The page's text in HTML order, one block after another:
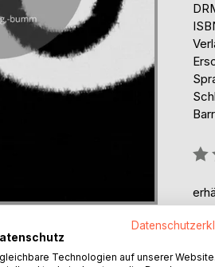
Technologien auf unserer Website.